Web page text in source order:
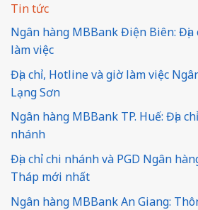
Tin tức
Ngân hàng MBBank Điện Biên: Địa
làm việc
Địa chỉ, Hotline và giờ làm việc
Lạng Sơn
Ngân hàng MBBank TP. Huế: Địa
nhánh
Địa chỉ chi nhánh và PGD Ngân
Tháp mới nhất
Ngân hàng MBBank An Giang: